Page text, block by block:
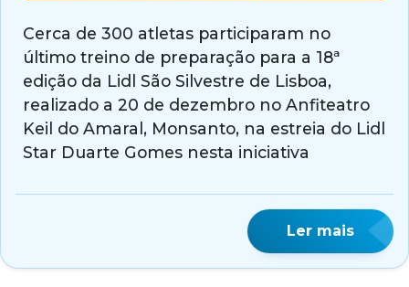
Cerca de 300 atletas participaram no
último treino de preparação para a 18ª
edição da Lidl São Silvestre de Lisboa,
realizado a 20 de dezembro no Anfiteatro
Keil do Amaral, Monsanto, na estreia do Lidl
Star Duarte Gomes nesta iniciativa
Ler mais